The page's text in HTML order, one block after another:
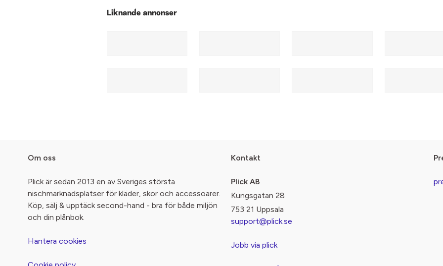
Liknande annonser
Om oss
Plick är sedan 2013 en av Sveriges största
nischmarknadsplatser för kläder, skor och accessoarer.
Köp, sälj & upptäck second-hand - bra för både miljön
och din plånbok.
Hantera cookies
Kontakt
Plick AB
Kungsgatan 28
753 21 Uppsala
support@plick.se
Jobb via plick